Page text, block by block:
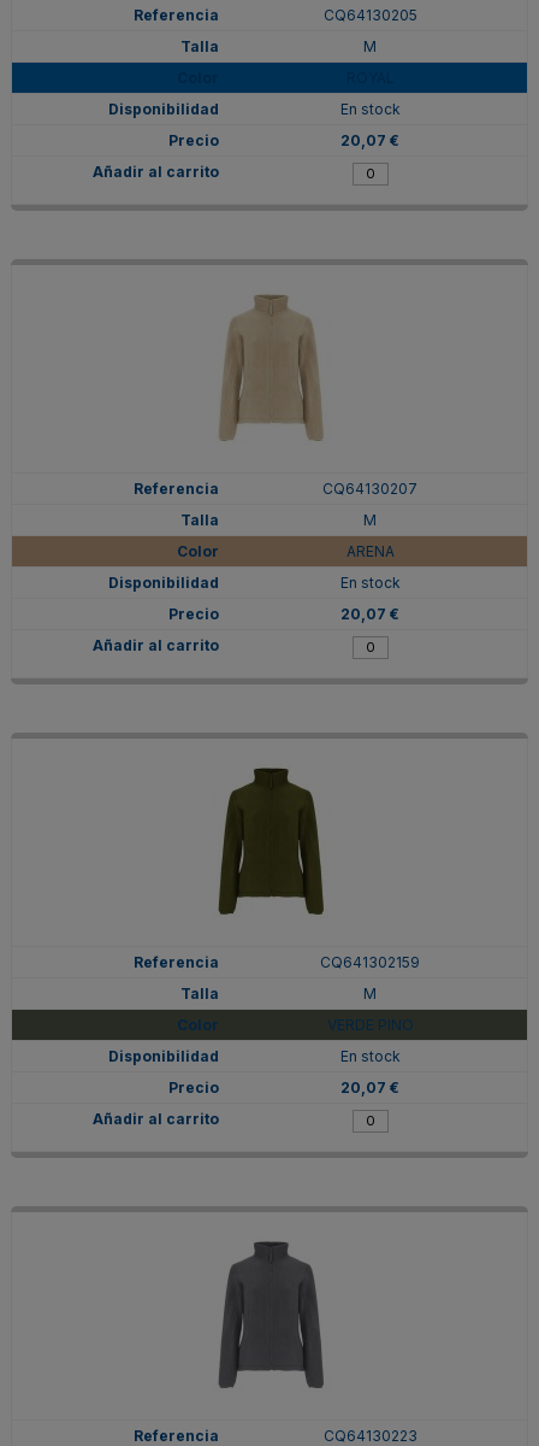
CQ64130205
M
En stock
20,07 €
CQ64130207
M
ARENA
En stock
20,07 €
CQ641302159
M
VERDE PINO
En stock
20,07 €
CQ64130223